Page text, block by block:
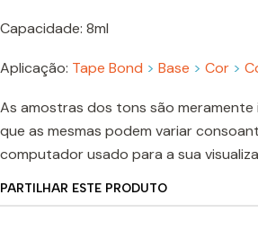
Capacidade: 8ml
Aplicação: Tape Bond > Base > Cor >
As amostras dos tons são meramente
que as mesmas podem variar
computador usado para a sua
PARTILHAR ESTE PRODUTO